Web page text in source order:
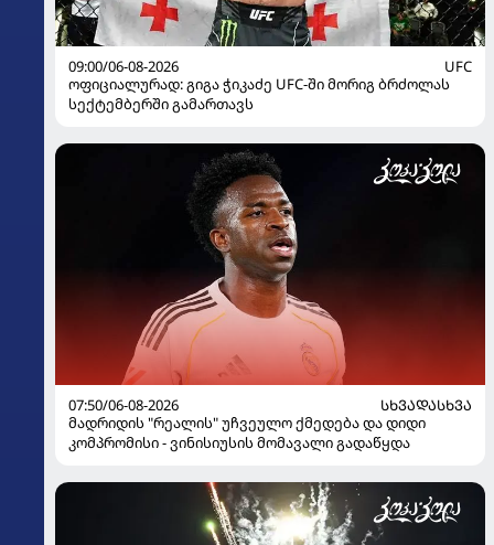
09:00/06-08-2026
UFC
ოფიციალურად: გიგა ჭიკაძე UFC-ში მორიგ ბრძოლას
სექტემბერში გამართავს
07:50/06-08-2026
ᲡᲮᲕᲐᲓᲐᲡᲮᲕᲐ
მადრიდის "რეალის" უჩვეულო ქმედება და დიდი
კომპრომისი - ვინისიუსის მომავალი გადაწყდა